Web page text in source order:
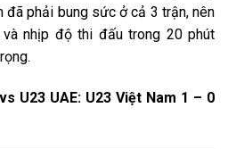
đã phải bung sức ở cả 3 trận, nên
nhịp độ thi đấu trong 20 phút
U23 UAE: U23 Việt Nam 1 – 0